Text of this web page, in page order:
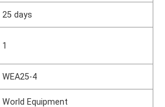
25 days
1
WEA25-4
World Equipment